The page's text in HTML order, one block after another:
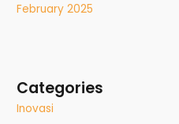
February 2025
Categories
Inovasi